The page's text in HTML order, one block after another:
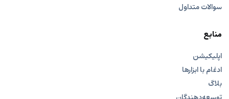
سوالات متداول
منابع
اپلیکیشن
ادغام با ابزارها
بلاگ